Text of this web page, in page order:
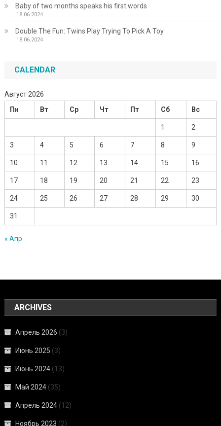
Baby of two months speaks his first words
18.06.2024
Double The Fun: Twins Play Trying To Pick A Toy
18.06.2024
CALENDAR
Август 2026
Пн
Вт Ср Чт Пт Сб Вс
1 2
3 4 5 6 7 8 9
10 11 12 13 14 15 16
17 18 19 20 21 22 23
24 25 26 27 28 29 30
31
« Апр
ARCHIVES
Апрель 2026 (3)
Июнь 2025 (3)
Июнь 2024 (13)
Май 2024 (35)
Апрель 2024 (12)
Ноябрь 2023 (2)